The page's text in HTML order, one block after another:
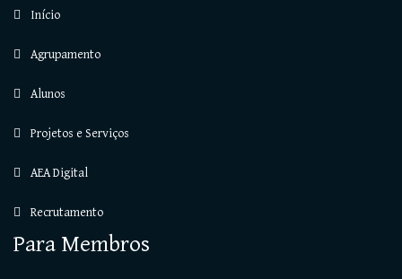
Início
Agrupamento
Alunos
Projetos e Serviços
AEA Digital
Recrutamento
Para Membros